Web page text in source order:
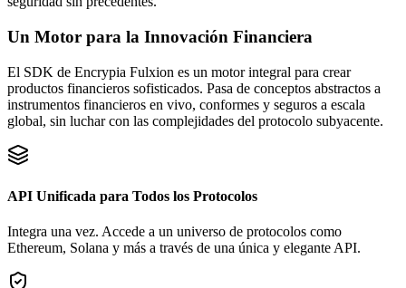
Un Motor para la Innovación Financiera
El SDK de Encrypia Fulxion es un motor integral para crear
productos financieros sofisticados. Pasa de conceptos abstractos a
instrumentos financieros en vivo, conformes y seguros a escala
global, sin luchar con las complejidades del protocolo subyacente.
API Unificada para Todos los Protocolos
Integra una vez. Accede a un universo de protocolos como
Ethereum, Solana y más a través de una única y elegante API.